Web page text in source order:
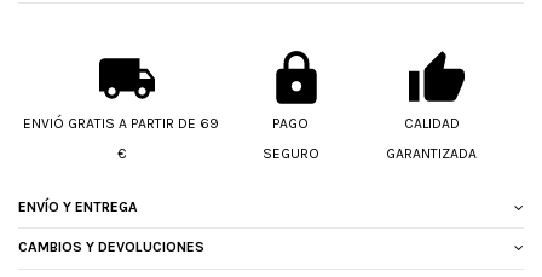
ENVIÓ GRATIS A PARTIR DE 69
€
PAGO
SEGURO
CALIDAD
GARANTIZADA
ENVÍO Y ENTREGA
CAMBIOS Y DEVOLUCIONES